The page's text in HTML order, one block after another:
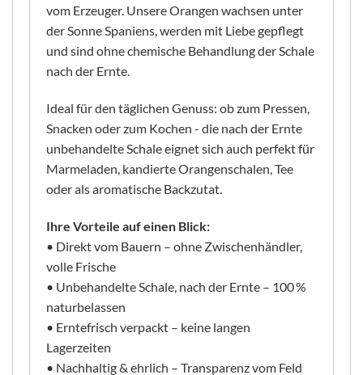
vom Erzeuger. Unsere Orangen wachsen unter
der Sonne Spaniens, werden mit Liebe gepflegt
und sind ohne chemische Behandlung der Schale
nach der Ernte.
Ideal für den täglichen Genuss: ob zum Pressen,
Snacken oder zum Kochen - die nach der Ernte
unbehandelte Schale eignet sich auch perfekt für
Marmeladen, kandierte Orangenschalen, Tee
oder als aromatische Backzutat.
Ihre Vorteile auf einen Blick:
• Direkt vom Bauern – ohne Zwischenhändler,
volle Frische
• Unbehandelte Schale, nach der Ernte – 100 %
naturbelassen
• Erntefrisch verpackt – keine langen
Lagerzeiten
• Nachhaltig & ehrlich – Transparenz vom Feld